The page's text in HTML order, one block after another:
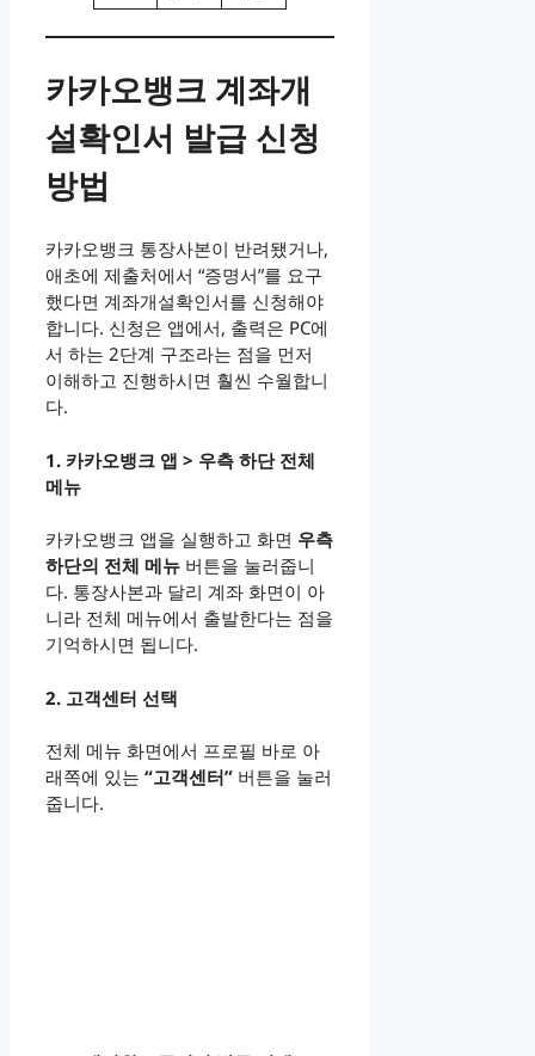
카카오뱅크 계좌개
설확인서 발급 신청
방법
카카오뱅크 통장사본이 반려됐거나,
애초에 제출처에서 “증명서”를 요구
했다면 계좌개설확인서를 신청해야
합니다. 신청은 앱에서, 출력은 PC에
서 하는 2단계 구조라는 점을 먼저
이해하고 진행하시면 훨씬 수월합니
다.
1. 카카오뱅크 앱 > 우측 하단 전체
메뉴
카카오뱅크 앱을 실행하고 화면 우측
하단의 전체 메뉴 버튼을 눌러줍니
다. 통장사본과 달리 계좌 화면이 아
니라 전체 메뉴에서 출발한다는 점을
기억하시면 됩니다.
2. 고객센터 선택
전체 메뉴 화면에서 프로필 바로 아
래쪽에 있는 “고객센터” 버튼을 눌러
줍니다.